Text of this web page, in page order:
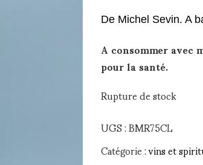
De Michel Sevin. A
A consommer avec
pour la santé.
Rupture de stock
UGS :BMR75CL
Catégorie :vins et